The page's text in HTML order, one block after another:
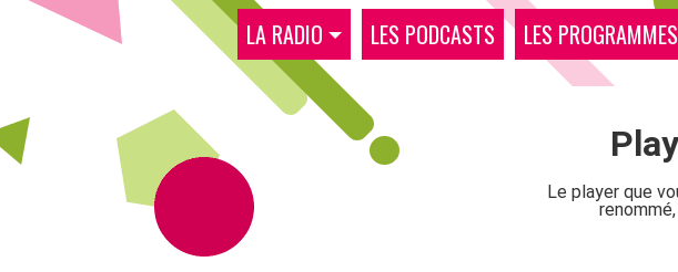
LA RADIO LES PODCASTS LES PROGRAMMES